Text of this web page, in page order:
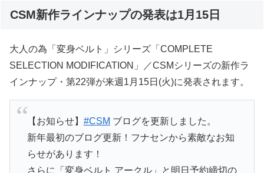
CSM新作ラインナップの発表は1月15日
大人の為「変身ベルト」シリーズ「COMPLETE
SELECTION MODIFICATION」／CSMシリーズの新作ラ
インナップ・第22弾が来週1月15日(火)に発表されます。
【お知らせ】 #CSM ブログを更新しました。
新年最初のブログ更新！フナセンから素敵なお知
らせがあります！
さらに「変身ベルト アークル」と明日予約締切の